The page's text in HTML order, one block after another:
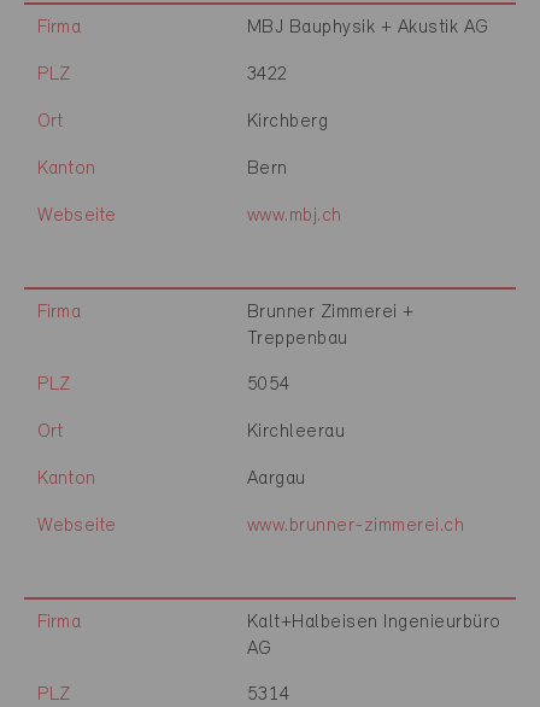
Firma MBJ Bauphysik + Akustik AG
PLZ 3422
Ort Kirchberg
Kanton Bern
Webseite www.mbj.ch
Firma
Brunner Zimmerei +
Treppenbau
PLZ 5054
Ort Kirchleerau
Kanton Aargau
Webseite www.brunner-zimmerei.ch
Firma
Kalt+Halbeisen Ingenieurbüro
AG
PLZ 5314